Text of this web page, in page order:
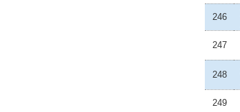
246
247
248
249